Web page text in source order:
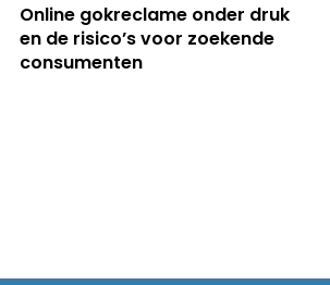
Online gokreclame onder druk
en de risico’s voor zoekende
consumenten